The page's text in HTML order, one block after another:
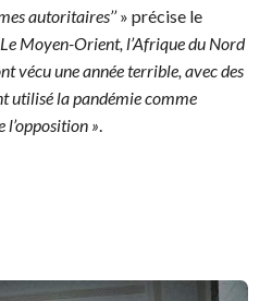
autoritaires’’» précise le
Moyen-Orient, l’Afrique du Nord
vécu une année terrible, avec des
utilisé la pandémie comme
».